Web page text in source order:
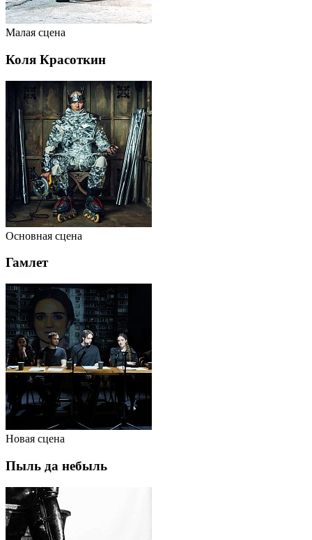
Малая сцена
Коля Красоткин
Основная сцена
Гамлет
Новая сцена
Пыль да небыль